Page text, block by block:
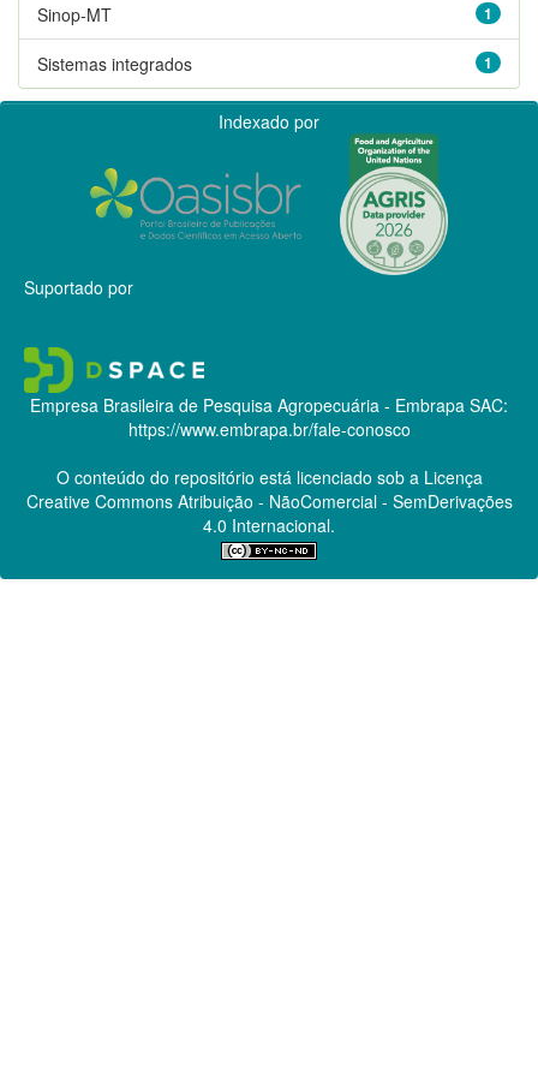
1
Sinop-MT
1
Sistemas integrados
Indexado por
Suportado por
Empresa Brasileira de Pesquisa Agropecuária - Embrapa SAC:
https://www.embrapa.br/fale-conosco
O conteúdo do repositório está licenciado sob a Licença
Creative CommonsAtribuição - NãoComercial - SemDerivações
4.0 Internacional.